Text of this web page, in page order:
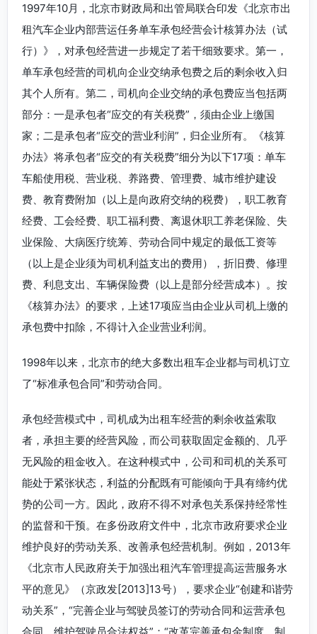
1997年10月，北京市财政局和出管局联合印发《北京市出
租汽车企业内部营运任务单车承包经营会计核算办法（试
行）》，对承包经营进一步规定了若干细致要求。第一，
单车承包经营的司机向企业交纳承包费之后的剩余收入归
其个人所有。第二，司机向企业交纳的承包费应当包括两
部分：一是承包者“应交的有关税费”，须由企业上缴国
家；二是承包者“应交的营业利润”，归企业所有。《核算
办法》将承包者“应交的有关税费”细分为以下17项：单车
车船使用税、营业税、养路费、管理费、城市维护建设
费、教育费附加（以上是向政府交纳的税费），职工教育
经费、工会经费、职工福利费、离退休职工养老保险、失
业保险、大病医疗统筹、劳动合同中规定的最低工资等
（以上是企业须为司机利益支出的费用），折旧费、修理
费、利息支出、车辆保险费（以上是部分经营成本）。按
《核算办法》的要求，上述17项应当由企业从司机上缴的
承包费中扣除，不得计入企业营业利润。
1998年以来，北京市的绝大多数出租车企业都与司机订立
了“标准承包合同”和劳动合同。
承包经营模式中，司机成为出租车经营的剩余收益索取
者，承担主要的经营风险，而公司获取固定金额的、几乎
无风险的租金收入。在这种模式中，公司和司机的关系可
能处于紧张状态，利益的分配既有可能倾向于具有缔约优
势的公司一方。因此，政府不得不对承包关系保持经常性
的监督和干预。在多份政府文件中，北京市政府要求企业
维护良好的劳动关系、改善承包经营机制。例如，2013年
《北京市人民政府关于加强出租汽车管理提高运营服务水
平的意见》（京政发[2013]13号），要求企业“创建和谐劳
动关系”，“完善企业与驾驶员签订的劳动合同和运营承包